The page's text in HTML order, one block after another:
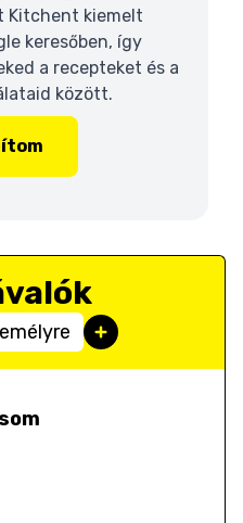
Kitchent kiemelt
keresőben, így
a recepteket és a
között.